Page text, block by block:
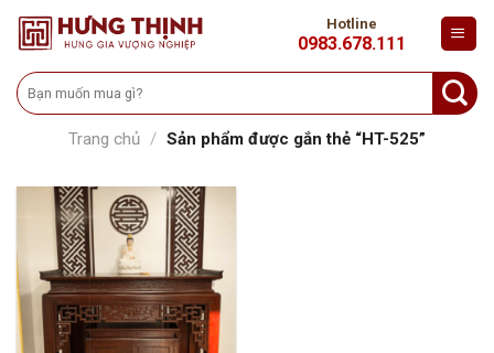
Skip
Hotline
0983.678.111
Tìm
kiếm:
Trang chủ / Sản phẩm được gắn thẻ “HT-525”